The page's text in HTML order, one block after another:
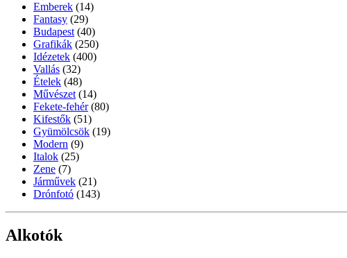
Emberek (14)
Fantasy (29)
Budapest (40)
Grafikák (250)
Idézetek (400)
Vallás (32)
Ételek (48)
Művészet (14)
Fekete-fehér (80)
Kifestők (51)
Gyümölcsök (19)
Modern (9)
Italok (25)
Zene (7)
Járművek (21)
Drónfotó (143)
Alkotók